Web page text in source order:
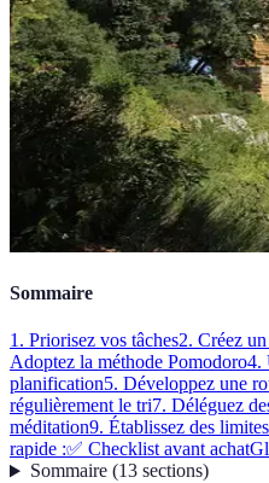
Sommaire
1. Priorisez vos tâches2. Créez
Adoptez la méthode Pomodoro4.
planification5. Développez une
régulièrement le tri7. Déléguez
méditation9. Établissez des limites
rapide :✅ Checklist avant achat
Sommaire(13 sections)